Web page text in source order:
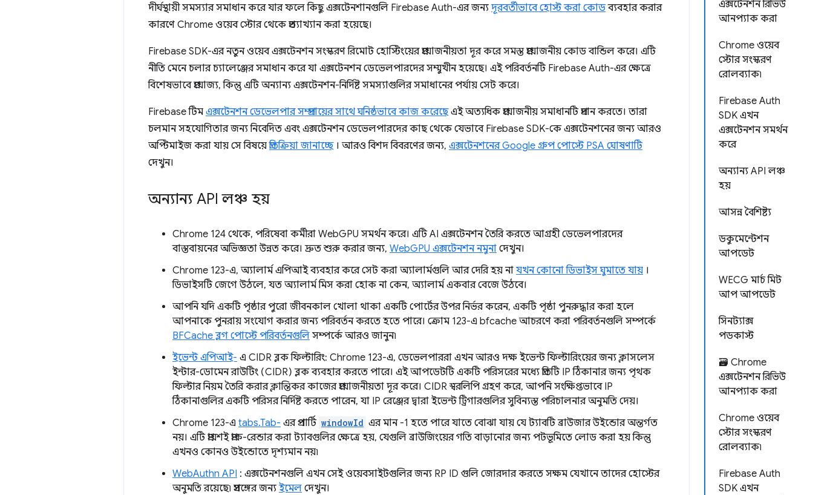
এক্সটেনশন রিভিউ
আনপ্যাক করা
Chrome ওয়েব
স্টোর সংস্করণ
রোলব্যাক৷
Firebase Auth
SDK এখন
এক্সটেনশন সমর্থন
করে
অন্যান্য API লঞ্চ
হয়
আসন্ন বৈশিষ্ট্য
ডকুমেন্টেশন
আপডেট
WECG মার্চ মিট
আপ আপডেট
সিনট্যাক্স
পডকাস্ট
🗃️ Chrome
এক্সটেনশন রিভিউ
আনপ্যাক করা
Chrome ওয়েব
স্টোর সংস্করণ
রোলব্যাক৷
Firebase Auth
SDK এখন
দীর্ঘস্থায়ী সমস্যার সমাধান করে যার ফলে কিছু এক্সটেনশানগুলি Firebase Auth-এর জন্য দূরবর্তীভাবে হোস্ট করা কোডব্যবহার করার
কারণে Chrome ওয়েব স্টোর থেকে প্রত্যাখ্যান করা হয়েছে।
Firebase SDK-এর নতুন ওয়েব এক্সটেনশন সংস্করণ রিমোট হোস্টিংয়ের প্রয়োজনীয়তা দূর করে সমস্ত প্রয়োজনীয় কোড বান্ডিল করে। এটি
নীতি মেনে চলার চ্যালেঞ্জের সমাধান করে যা এক্সটেনশন ডেভেলপারদের সম্মুখীন হয়েছে। এই পরিবর্তনটি Firebase Auth-এর ক্ষেত্রে
বিশেষভাবে প্রযোজ্য, কিন্তু এটি অন্যান্য এক্সটেনশন-নির্দিষ্ট সমস্যাগুলির সমাধানের পর্যায় সেট করে।
Firebase টিম এক্সটেনশন ডেভেলপার সম্প্রদায়ের সাথে ঘনিষ্ঠভাবে কাজ করেছেএই অত্যধিক প্রয়োজনীয় সমাধানটি প্রদান করতে। তারা
চলমান সহযোগিতার জন্য নিবেদিত এবং এক্সটেনশন ডেভেলপারদের কাছ থেকে যেভাবে Firebase SDK-কে এক্সটেনশনের জন্য আরও
অপ্টিমাইজ করা যায় সে বিষয়েপ্রতিক্রিয়া জানাচ্ছে। আরও বিশদ বিবরণের জন্য, এক্সটেনশনের Google গ্রুপ পোস্টে PSA ঘোষণাটি
দেখুন।
অন্যান্য API লঞ্চ হয়
Chrome 124 থেকে, পরিষেবা কর্মীরা WebGPU সমর্থন করে। এটি AI এক্সটেনশন তৈরি করতে আগ্রহী ডেভেলপারদের
বাস্তবায়নের অভিজ্ঞতা উন্নত করে। দ্রুত শুরু করার জন্য, WebGPU এক্সটেনশন নমুনা দেখুন।
Chrome 123-এ, অ্যালার্ম এপিআই ব্যবহার করে সেট করা অ্যালার্মগুলি আর দেরি হয় না যখন কোনো ডিভাইস ঘুমাতে যায় ।
ডিভাইসটি জেগে উঠলে, যত অ্যালার্ম মিস করা হোক না কেন, অ্যালার্ম একবার বেজে উঠবে।
আপনি যদি একটি পৃষ্ঠার পুরো জীবনকাল খোলা থাকা একটি পোর্টের উপর নির্ভর করেন, একটি পৃষ্ঠা পুনরুদ্ধার করা হলে
আপনাকে পুনরায় সংযোগ করার জন্য পরিবর্তন করতে হতে পারে। ক্রোম 123-এ bfcache আচরণে করা পরিবর্তনগুলি সম্পর্কে
BFCache ব্লগ পোস্টে পরিবর্তনগুলি সম্পর্কে আরও জানুন৷
ইভেন্ট এপিআই- এ CIDR ব্লক ফিল্টারিং: Chrome 123-এ, ডেভেলপাররা এখন আরও দক্ষ ইভেন্ট ফিল্টারিংয়ের জন্য ক্লাসলেস
ইন্টার-ডোমেন রাউটিং (CIDR) ব্লক ব্যবহার করতে পারে। এই আপডেটটি একটি পরিসরের মধ্যে প্রতিটি IP ঠিকানার জন্য পৃথক
ফিল্টার নিয়ম তৈরি করার ক্লান্তিকর কাজের প্রয়োজনীয়তা দূর করে। CIDR স্বরলিপি গ্রহণ করে, আপনি সংক্ষিপ্তভাবে IP
ঠিকানাগুলির একটি পরিসর নির্দিষ্ট করতে পারেন, যা IP রেঞ্জের দ্বারা ইভেন্ট ট্রিগারগুলির সুবিন্যস্ত পরিচালনার অনুমতি দেয়।
Chrome 123-এ tabs.Tab- এর প্রপার্টি windowId এর মান -1 হতে পারে যাতে বোঝা যায় যে ট্যাবটি ব্রাউজার উইন্ডোর অন্তর্গত
নয়। এটি প্রায়শই প্রাক-রেন্ডার করা ট্যাবগুলির ক্ষেত্রে হয়, যেগুলি ব্রাউজিংয়ের গতি বাড়ানোর জন্য পটভূমিতে লোড করা হয় কিন্তু
এখনও কোনও উইন্ডোতে দৃশ্যমান নয়৷
WebAuthn API : এক্সটেনশনগুলি এখন সেই ওয়েবসাইটগুলির জন্য RP ID গুলি জোরদার করতে সক্ষম যেখানে তাদের হোস্টের
অনুমতি রয়েছে৷ প্রসঙ্গের জন্য ইমেল দেখুন।